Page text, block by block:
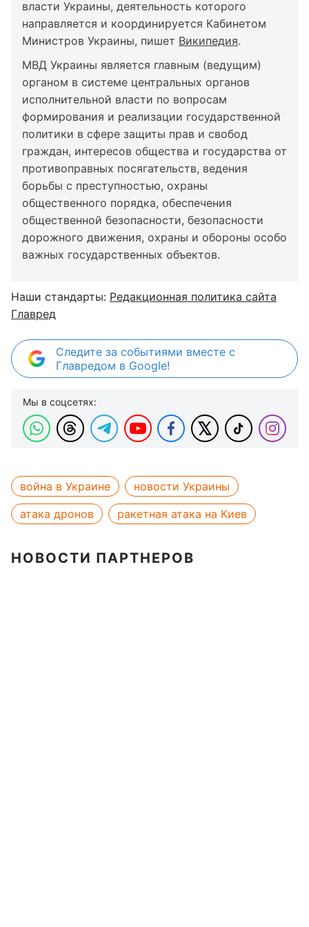
власти Украины, деятельность которого
направляется и координируется Кабинетом
Министров Украины, пишет Википедия.
МВД Украины является главным (ведущим)
органом в системе центральных органов
исполнительной власти по вопросам
формирования и реализации государственной
политики в сфере защиты прав и свобод
граждан, интересов общества и государства от
противоправных посягательств, ведения
борьбы с преступностью, охраны
общественного порядка, обеспечения
общественной безопасности, безопасности
дорожного движения, охраны и обороны особо
важных государственных объектов.
Наши стандарты: Редакционная политика сайта
Главред
Следите за событиями вместе с
Главредом в Google!
Мы в соцсетях:
война в Украине
новости Украины
атака дронов
ракетная атака на Киев
НОВОСТИ ПАРТНЕРОВ